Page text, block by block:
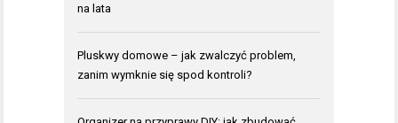
na lata
Pluskwy domowe – jak zwalczyć problem,
zanim wymknie się spod kontroli?